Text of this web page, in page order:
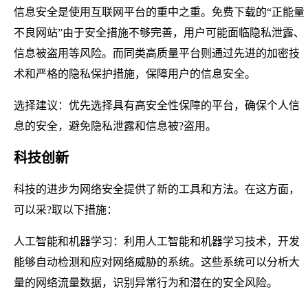
信息安全是使用互联网平台的重中之重。免费下载的“正能量
不良网站”由于安全措施不够完善，用户可能面临隐私泄露、
信息被盗用等风险。而同类高质量平台则通过先进的加密技
术和严格的隐私保护措施，保障用户的信息安全。
选择建议：优先选择具有高安全性保障的平台，确保个人信
息的安全，避免隐私泄露和信息被?盗用。
科技创新
科技的进步为网络安全提供了新的工具和方法。在这方面，
可以采?取以下措施：
人工智能和机器学习：利用人工智能和机器学习技术，开发
能够自动检测和应对网络威胁的系统。这些系统可以分析大
量的网络流量数据，识别异常行为和潜在的安全风险。